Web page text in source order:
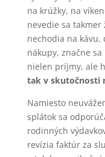
na krúžky, na
nevedie sa
nechodia na
nákupy, značne
nielen príjmy, ale
tak v skutočnosti
Namiesto
splátok sa
rodinných
revízia faktúr za